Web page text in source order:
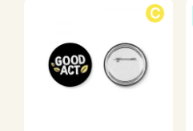
variations.
Les
options
C